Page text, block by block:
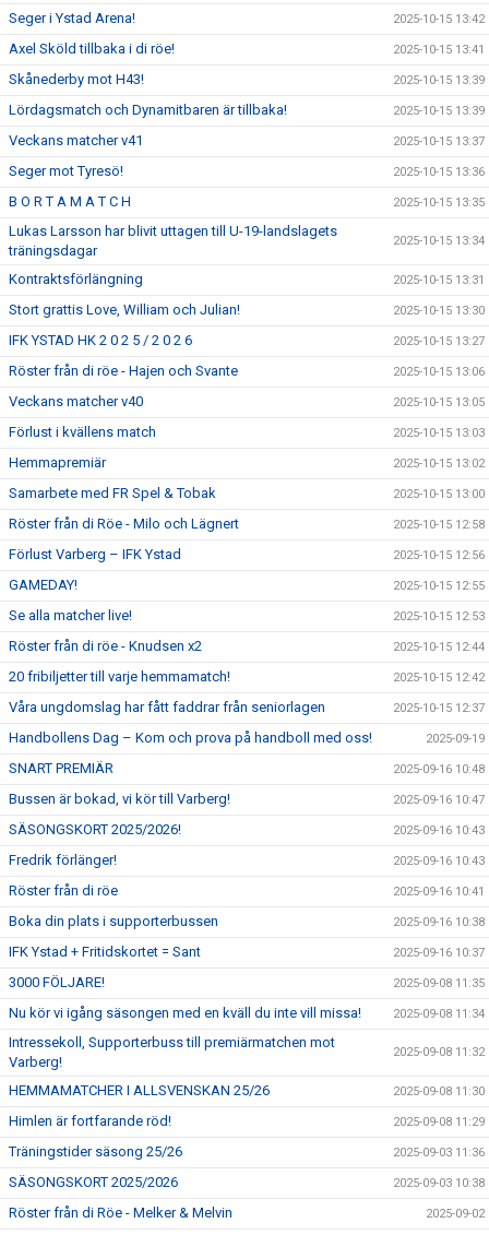
Seger i Ystad Arena! 2025-10-15 13:42
Axel Sköld tillbaka i di röe! 2025-10-15 13:41
Skånederby mot H43! 2025-10-15 13:39
Lördagsmatch och Dynamitbaren är tillbaka! 2025-10-15 13:39
Veckans matcher v41 2025-10-15 13:37
Seger mot Tyresö! 2025-10-15 13:36
B O R T A M A T C H 2025-10-15 13:35
Lukas Larsson har blivit uttagen till U-19-landslagets
träningsdagar
2025-10-15 13:34
Kontraktsförlängning 2025-10-15 13:31
Stort grattis Love, William och Julian! 2025-10-15 13:30
IFK YSTAD HK 2 0 2 5 / 2 0 2 6 2025-10-15 13:27
Röster från di röe - Hajen och Svante 2025-10-15 13:06
Veckans matcher v40 2025-10-15 13:05
Förlust i kvällens match 2025-10-15 13:03
Hemmapremiär 2025-10-15 13:02
Samarbete med FR Spel & Tobak 2025-10-15 13:00
Röster från di Röe - Milo och Lägnert 2025-10-15 12:58
Förlust Varberg – IFK Ystad 2025-10-15 12:56
GAMEDAY! 2025-10-15 12:55
Se alla matcher live! 2025-10-15 12:53
Röster från di röe - Knudsen x2 2025-10-15 12:44
20 fribiljetter till varje hemmamatch! 2025-10-15 12:42
Våra ungdomslag har fått faddrar från seniorlagen 2025-10-15 12:37
Handbollens Dag – Kom och prova på handboll med oss! 2025-09-19
SNART PREMIÄR 2025-09-16 10:48
Bussen är bokad, vi kör till Varberg! 2025-09-16 10:47
SÄSONGSKORT 2025/2026! 2025-09-16 10:43
Fredrik förlänger! 2025-09-16 10:43
Röster från di röe 2025-09-16 10:41
Boka din plats i supporterbussen 2025-09-16 10:38
IFK Ystad + Fritidskortet = Sant 2025-09-16 10:37
3000 FÖLJARE! 2025-09-08 11:35
Nu kör vi igång säsongen med en kväll du inte vill missa! 2025-09-08 11:34
Intressekoll, Supporterbuss till premiärmatchen mot
Varberg!
2025-09-08 11:32
HEMMAMATCHER I ALLSVENSKAN 25/26 2025-09-08 11:30
Himlen är fortfarande röd! 2025-09-08 11:29
Träningstider säsong 25/26 2025-09-03 11:36
SÄSONGSKORT 2025/2026 2025-09-03 10:38
Röster från di Röe - Melker & Melvin 2025-09-02